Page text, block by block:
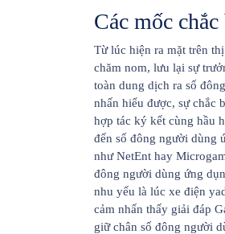
Các mốc
Từ lúc hiện ra mặt trên
chăm nom, lưu lại sự
toàn dung dịch ra số
nhấn hiểu được, sự chắc
hợp tác ký kết cùng hầu
đến số đông người dùng
như NetEnt hay
đông người dùng ứng
nhu yếu là lúc xe điện
cảm nhấn thấy giải đáp
giữ chân số đông người